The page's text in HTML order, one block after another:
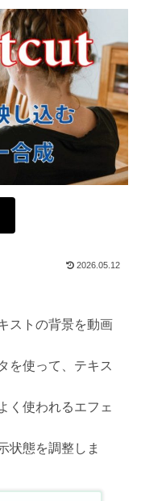
2026.05.12
ストの背景を動画
を使って、テキス
く使われるエフェ
状態を調整しま